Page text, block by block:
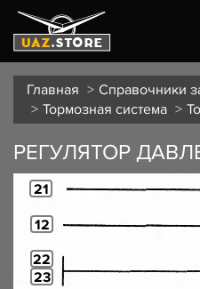
Главная Справочники
Тормозная система
РЕГУЛЯТОР
12
21
22
23